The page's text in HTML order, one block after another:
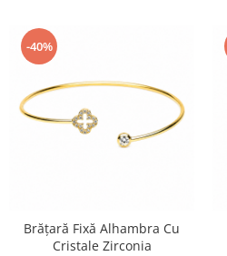
-40%
Brățară Fixă Alhambra Cu
Cristale Zirconia